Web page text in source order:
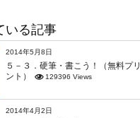
いる記事
2014年5月8日
５－３．硬筆・書こう！（無料プリ
ント）
129396 Views
2014年4月2日